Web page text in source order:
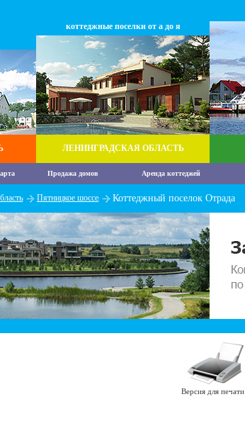
коттеджные поселки от а до я
ЛЕНИНГРАДСКАЯ ОБЛАСТЬ
Продажа домов Аренда коттеджей
Пятницкое шоссе Коттеджный поселок Отрада
Версия для печати